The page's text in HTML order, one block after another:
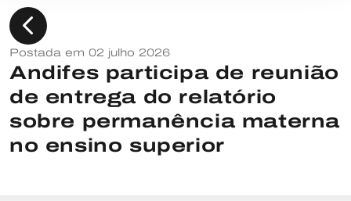
chevron_left
Postada em 02 julho 2026
Andifes participa de reunião
de entrega do relatório
sobre permanência materna
no ensino superior